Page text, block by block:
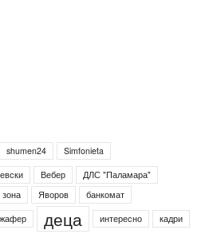
shumen24
Simfonieta
Вебер
ДЛС "Паламара"
Яворов
банкомат
деца интересно кадри